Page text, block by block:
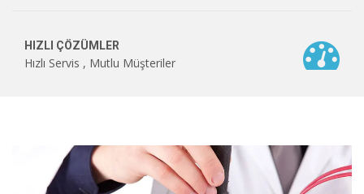
HIZLI ÇÖZÜMLER
Hızlı Servis , Mutlu Müşteriler